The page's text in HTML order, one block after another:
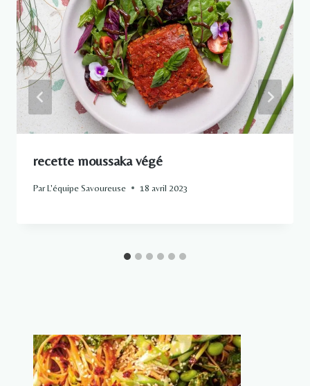
recette moussaka végé
ParL'équipe Savoureuse 18 avril 2023